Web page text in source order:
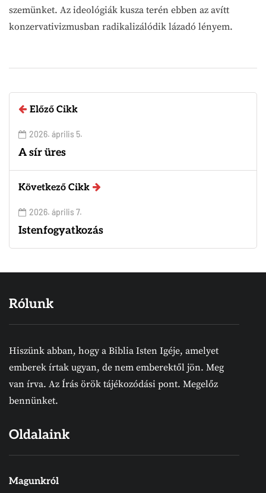
szemünket. Az ideológiák kusza terén ebben az avítt
konzervativizmusban radikalizálódik lázadó lényem.
Előző Cikk
2026. április 5.
A sír üres
Következő Cikk
2026. április 7.
Istenfogyatkozás
Rólunk
Hiszünk abban, hogy a Biblia Isten Igéje, amelyet
emberek írtak ugyan, de nem emberektől jön. Meg
van írva. Az Írás örök tájékozódási pont. Megelőz
bennünket.
Oldalaink
Magunkról